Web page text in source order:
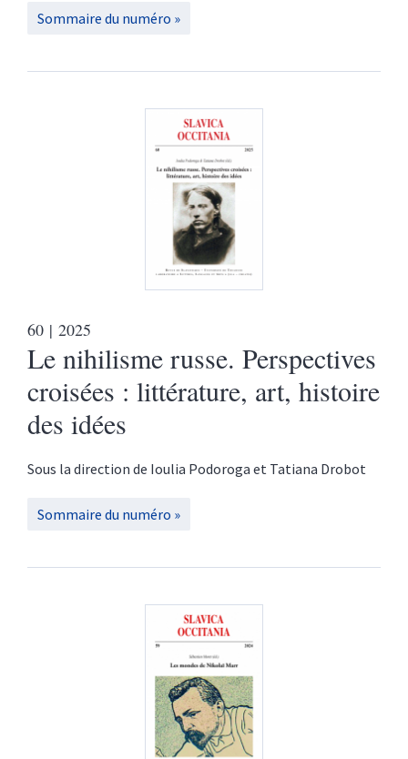
Sommaire du numéro
60 | 2025
Le nihilisme russe. Perspectives
croisées : littérature, art, histoire
des idées
Sous la direction de Ioulia Podoroga et Tatiana Drobot
Sommaire du numéro